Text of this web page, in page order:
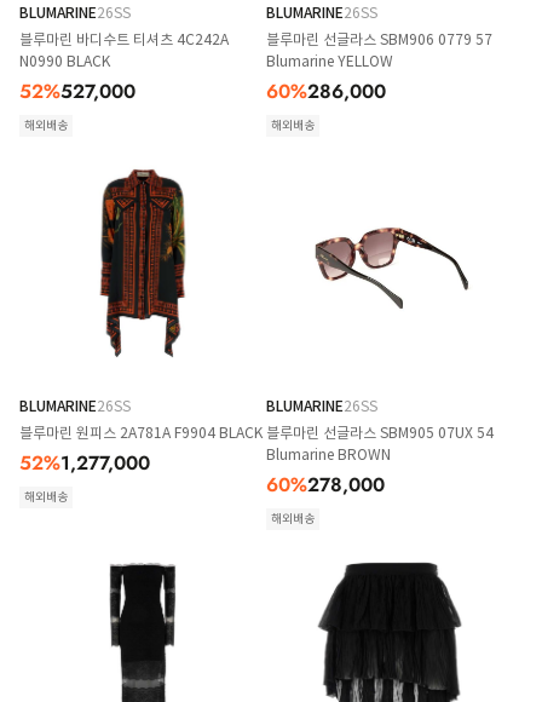
BLUMARINE26SS
블루마린 바디수트 티셔츠 4C242A
N0990 BLACK
52%527,000
해외배송
BLUMARINE26SS
블루마린 선글라스 SBM906 0779 57
Blumarine YELLOW
60%286,000
해외배송
BLUMARINE26SS
블루마린 원피스 2A781A F9904 BLACK
52%1,277,000
해외배송
BLUMARINE26SS
블루마린 선글라스 SBM905 07UX 54
Blumarine BROWN
60%278,000
해외배송